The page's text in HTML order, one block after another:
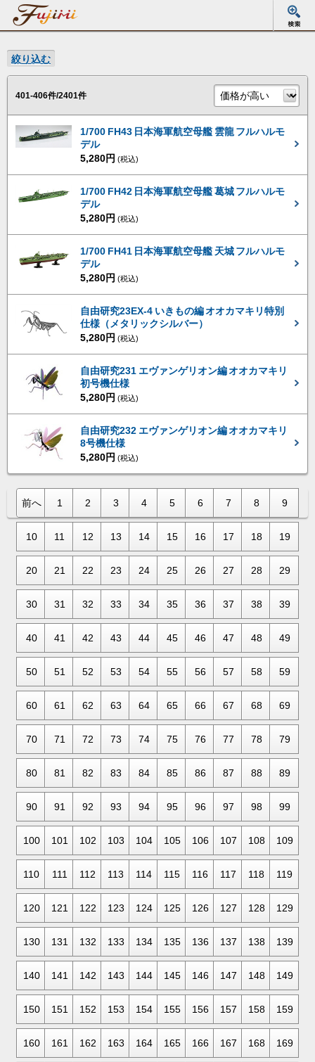
絞り込む
401-406件/2401件
1/700 FH43 日本海軍航空母艦 雲龍 フルハルモ
デル
5,280円 (税込)
1/700 FH42 日本海軍航空母艦 葛城 フルハルモ
デル
5,280円 (税込)
1/700 FH41 日本海軍航空母艦 天城 フルハルモ
デル
5,280円 (税込)
自由研究23EX-4 いきもの編 オオカマキリ特別
仕様（メタリックシルバー）
5,280円 (税込)
自由研究231 エヴァンゲリオン編 オオカマキリ
初号機仕様
5,280円 (税込)
自由研究232 エヴァンゲリオン編 オオカマキリ
8号機仕様
5,280円 (税込)
前へ 1 2 3 4 5 6 7 8 9
10 11 12 13 14 15 16 17 18 19
20 21 22 23 24 25 26 27 28 29
30 31 32 33 34 35 36 37 38 39
40 41 42 43 44 45 46 47 48 49
50 51 52 53 54 55 56 57 58 59
60 61 62 63 64 65 66 67 68 69
70 71 72 73 74 75 76 77 78 79
80 81 82 83 84 85 86 87 88 89
90 91 92 93 94 95 96 97 98 99
100 101 102 103 104 105 106 107 108 109
110 111 112 113 114 115 116 117 118 119
120 121 122 123 124 125 126 127 128 129
130 131 132 133 134 135 136 137 138 139
140 141 142 143 144 145 146 147 148 149
150 151 152 153 154 155 156 157 158 159
160 161 162 163 164 165 166 167 168 169